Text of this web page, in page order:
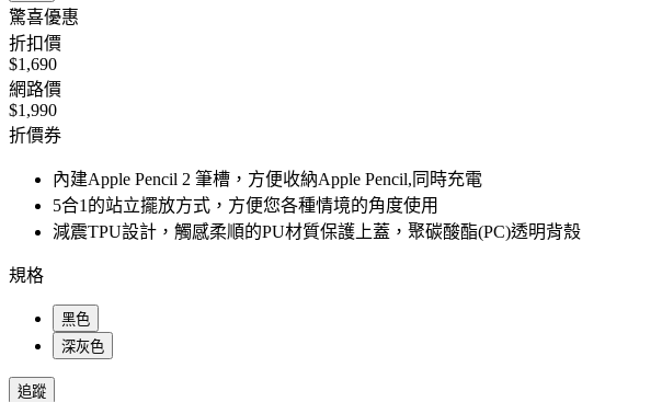
驚喜優惠
折扣價
$1,690
網路價
$1,990
折價券
內建Apple Pencil 2 筆槽，方便收納Apple Pencil,同時充電
5合1的站立擺放方式，方便您各種情境的角度使用
減震TPU設計，觸感柔順的PU材質保護上蓋，聚碳酸酯(PC)透明背殼
規格
黑色
深灰色
追蹤